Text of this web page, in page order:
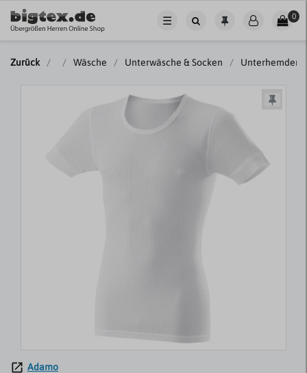
☰ 0
Zurück Wäsche Unterwäsche & Socken Unterhemden
Adamo